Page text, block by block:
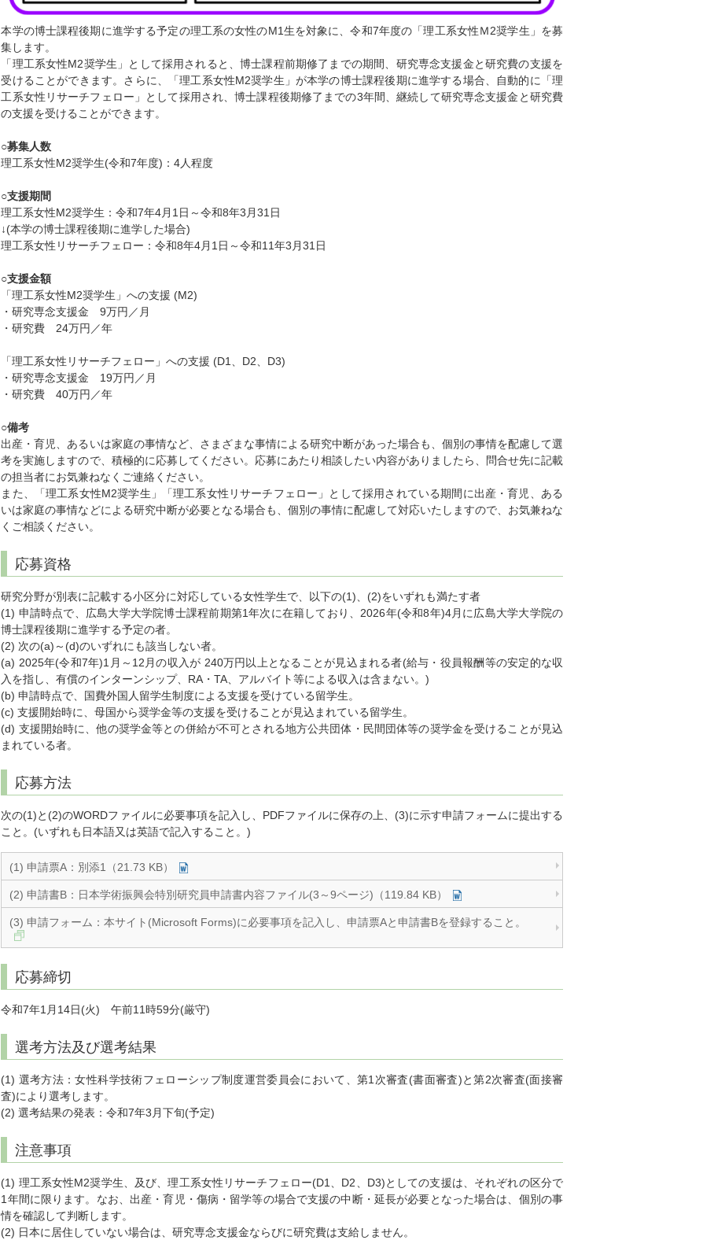
本学の博士課程後期に進学する予定の理工系の女性のM1生を対象に、令和7年度の「理工系女性Ｍ2奨学生」を募
集します。
「理工系女性M2奨学生」として採用されると、博士課程前期修了までの期間、研究専念支援金と研究費の支援を
受けることができます。さらに、「理工系女性M2奨学生」が本学の博士課程後期に進学する場合、自動的に「理
工系女性リサーチフェロー」として採用され、博士課程後期修了までの3年間、継続して研究専念支援金と研究費
の支援を受けることができます。
○募集人数
理工系女性M2奨学生(令和7年度)：4人程度
○支援期間
理工系女性M2奨学生：令和7年4月1日～令和8年3月31日
↓(本学の博士課程後期に進学した場合)
理工系女性リサーチフェロー：令和8年4月1日～令和11年3月31日
○支援金額
「理工系女性M2奨学生」への支援 (M2)
・研究専念支援金 9万円／月
・研究費 24万円／年
「理工系女性リサーチフェロー」への支援 (D1、D2、D3)
・研究専念支援金 19万円／月
・研究費 40万円／年
○備考
出産・育児、あるいは家庭の事情など、さまざまな事情による研究中断があった場合も、個別の事情を配慮して選
考を実施しますので、積極的に応募してください。応募にあたり相談したい内容がありましたら、問合せ先に記載
の担当者にお気兼ねなくご連絡ください。
また、「理工系女性M2奨学生」「理工系女性リサーチフェロー」として採用されている期間に出産・育児、ある
いは家庭の事情などによる研究中断が必要となる場合も、個別の事情に配慮して対応いたしますので、お気兼ねな
くご相談ください。
応募資格
研究分野が別表に記載する小区分に対応している女性学生で、以下の(1)、(2)をいずれも満たす者
(1) 申請時点で、広島大学大学院博士課程前期第1年次に在籍しており、2026年(令和8年)4月に広島大学大学院の
博士課程後期に進学する予定の者。
(2) 次の(a)～(d)のいずれにも該当しない者。
(a) 2025年(令和7年)1月～12月の収入が 240万円以上となることが見込まれる者(給与・役員報酬等の安定的な収
入を指し、有償のインターンシップ、RA・TA、アルバイト等による収入は含まない。)
(b) 申請時点で、国費外国人留学生制度による支援を受けている留学生。
(c) 支援開始時に、母国から奨学金等の支援を受けることが見込まれている留学生。
(d) 支援開始時に、他の奨学金等との併給が不可とされる地方公共団体・民間団体等の奨学金を受けることが見込
まれている者。
応募方法
次の(1)と(2)のWORDファイルに必要事項を記入し、PDFファイルに保存の上、(3)に示す申請フォームに提出する
こと。(いずれも日本語又は英語で記入すること。)
(1) 申請票A：別添1（21.73 KB）
(2) 申請書B：日本学術振興会特別研究員申請書内容ファイル(3～9ページ)（119.84 KB）
(3) 申請フォーム：本サイト(Microsoft Forms)に必要事項を記入し、申請票Aと申請書Bを登録すること。
応募締切
令和7年1月14日(火) 午前11時59分(厳守)
選考方法及び選考結果
(1) 選考方法：女性科学技術フェローシップ制度運営委員会において、第1次審査(書面審査)と第2次審査(面接審
査)により選考します。
(2) 選考結果の発表：令和7年3月下旬(予定)
注意事項
(1) 理工系女性M2奨学生、及び、理工系女性リサーチフェロー(D1、D2、D3)としての支援は、それぞれの区分で
1年間に限ります。なお、出産・育児・傷病・留学等の場合で支援の中断・延長が必要となった場合は、個別の事
情を確認して判断します。
(2) 日本に居住していない場合は、研究専念支援金ならびに研究費は支給しません。